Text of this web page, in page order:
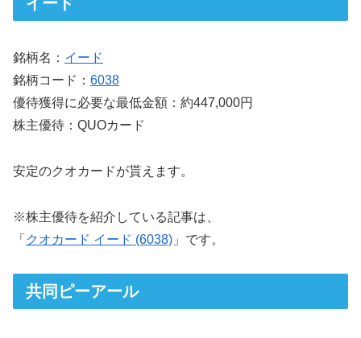
銘柄名： イード
銘柄コード： 6038
優待獲得に必要な最低金額：約447,000円
株主優待：QUOカード
安定のクオカードが貰えます。
※株主優待を紹介している記事は、
「 クオカード イード (6038) 」です。
共同ピーアール